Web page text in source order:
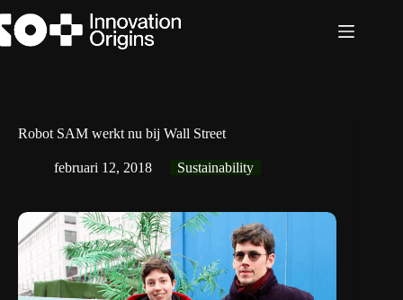
naar
de
Robot SAM werkt nu bij Wall Street
februari 12, 2018 Sustainability